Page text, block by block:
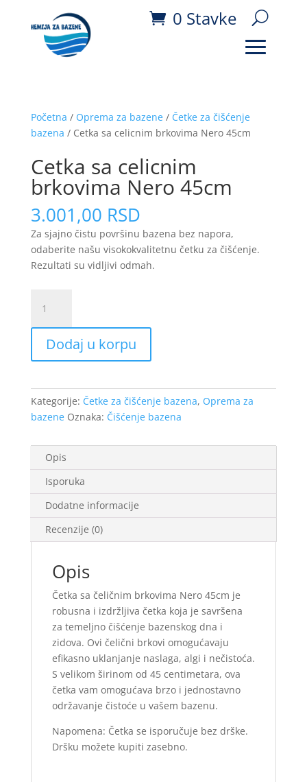
0 Stavke
Početna / Oprema za bazene/ Četke za čišćenje
bazena / Cetka sa celicnim brkovima Nero 45cm
Cetka sa celicnim
brkovima Nero 45cm
3.001,00 RSD
Za sjajno čistu površinu bazena bez napora,
odaberite našu visokokvalitetnu četku za čišćenje.
Rezultati su vidljivi odmah.
celicnim
brkovima
Nero
količina
Dodaj u korpu
Kategorije: Četke za čišćenje bazena, Oprema za
bazene Oznaka: Čišćenje bazena
Opis
Isporuka
Dodatne informacije
Recenzije (0)
Opis
Četka sa čeličnim brkovima Nero 45cm je
robusna i izdržljiva četka koja je savršena
za temeljno čišćenje bazenskog dna i
zidova. Ovi čelični brkovi omogućavaju
efikasno uklanjanje naslaga, algi i nečistoća.
S velikom širinom od 45 centimetara, ova
četka vam omogućava brzo i jednostavno
održavanje čistoće u vašem bazenu.
Napomena: Četka se isporučuje bez drške.
Dršku možete kupiti zasebno.